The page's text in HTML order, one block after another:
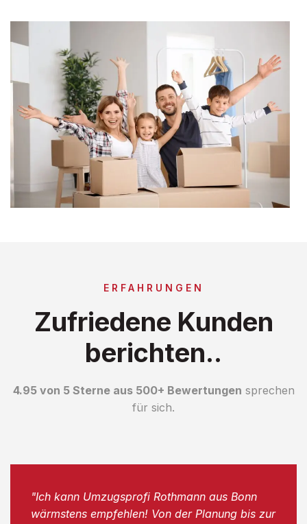
ERFAHRUNGEN
Zufriedene Kunden
berichten..
4.95 von 5 Sterne aus 500+ Bewertungen sprechen
für sich.
"Ich kann Umzugsprofi Rothmann aus Bonn
wärmstens empfehlen! Von der Planung bis zur